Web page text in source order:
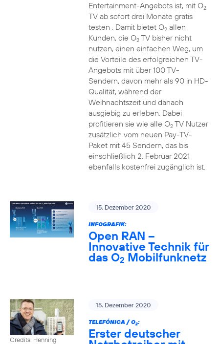
Entertainment-Angebots ist, mit O2
TV ab sofort drei Monate gratis
testen . Damit bietet O2allen
Kunden, die O2TV bisher nicht
nutzen, einen einfachen Weg, um
die Vorteile des erfolgreichen TV-
Angebots mit über 100 TV-
Sendern, davon mehr als 90 in HD-
Qualität, während der
Weihnachtszeit und danach
ausgiebig zu erleben. Dabei
profitieren sie wie alle O2TV Nutzer
zusätzlich vom neuen Pay-TV-
Paket mit 45 Sendern, das bis
einschließlich 2. Februar 2021
ebenfalls kostenfrei zugänglich ist.
15. Dezember 2020
INFOGRAFIK:
Open RAN –
Innovative Technik für
das O2 Mobilfunknetz
Credits: Henning
15. Dezember 2020
TELEFÓNICA / O2:
Erster deutscher